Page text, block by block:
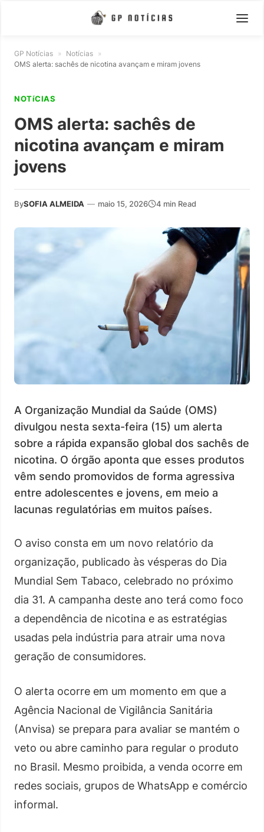
GP Notícias » Notícias »
OMS alerta: sachês de nicotina avançam e miram jovens
NOTíCIAS
OMS alerta: sachês de
nicotina avançam e miram
jovens
BySOFIA ALMEIDA — maio 15, 2026 4 min Read
A Organização Mundial da Saúde (OMS)
divulgou nesta sexta-feira (15) um alerta
sobre a rápida expansão global dos sachês de
nicotina. O órgão aponta que esses produtos
vêm sendo promovidos de forma agressiva
entre adolescentes e jovens, em meio a
lacunas regulatórias em muitos países.
O aviso consta em um novo relatório da
organização, publicado às vésperas do Dia
Mundial Sem Tabaco, celebrado no próximo
dia 31. A campanha deste ano terá como foco
a dependência de nicotina e as estratégias
usadas pela indústria para atrair uma nova
geração de consumidores.
O alerta ocorre em um momento em que a
Agência Nacional de Vigilância Sanitária
(Anvisa) se prepara para avaliar se mantém o
veto ou abre caminho para regular o produto
no Brasil. Mesmo proibida, a venda ocorre em
redes sociais, grupos de WhatsApp e comércio
informal.